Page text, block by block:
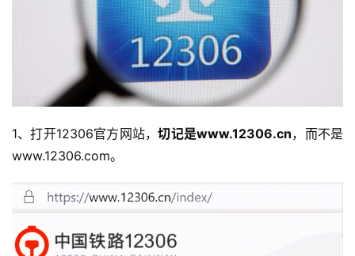
1、打开12306官方网站，切记是www.12306.cn，而不是
www.12306.com。